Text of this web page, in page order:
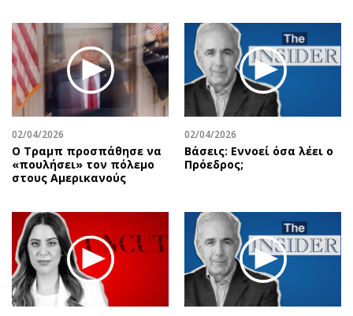
02/04/2026
Ο Τραμπ προσπάθησε να
«πουλήσει» τον πόλεμο
στους Αμερικανούς
02/04/2026
Βάσεις: Εννοεί όσα λέει ο
Πρόεδρος;